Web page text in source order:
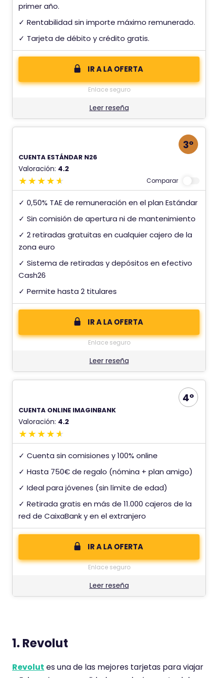
primer año.
✓ Rentabilidad sin importe máximo remunerado.
✓ Tarjeta de débito y crédito gratis.
IR A LA OFERTA
Enlace seguro
Leer reseña
CUENTA ESTÁNDAR N26
Valoración: 4.2
3º
Comparar
✓ 0,50% TAE de remuneración en el plan Estándar
✓ Sin comisión de apertura ni de mantenimiento
✓ 2 retiradas gratuitas en cualquier cajero de la
zona euro
✓ Sistema de retiradas y depósitos en efectivo
Cash26
✓ Permite hasta 2 titulares
IR A LA OFERTA
Enlace seguro
Leer reseña
CUENTA ONLINE IMAGINBANK
Valoración: 4.2
4º
✓ Cuenta sin comisiones y 100% online
✓ Hasta 750€ de regalo (nómina + plan amigo)
✓ Ideal para jóvenes (sin límite de edad)
✓ Retirada gratis en más de 11.000 cajeros de la
red de CaixaBank y en el extranjero
IR A LA OFERTA
Enlace seguro
Leer reseña
1. Revolut
Revolut es una de las mejores tarjetas para viajar